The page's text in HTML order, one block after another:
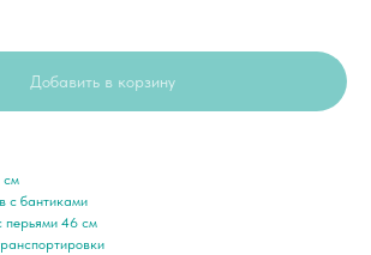
Добавить в корзину
см
с бантиками
46 см